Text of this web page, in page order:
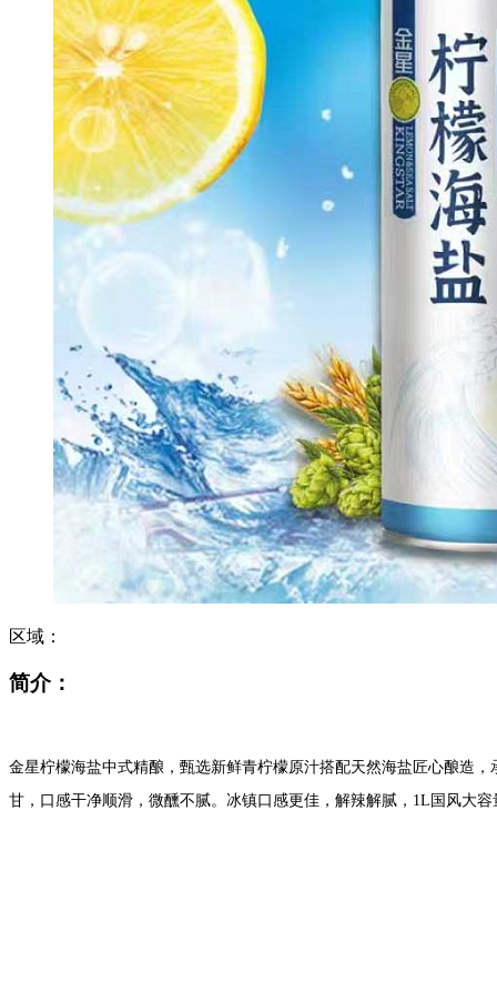
区域：
简介：
金星柠檬海盐中式精酿，甄选新鲜青柠檬原汁搭配天然海盐匠心酿造
甘，口感干净顺滑，微醺不腻。冰镇口感更佳，解辣解腻，1L国风大